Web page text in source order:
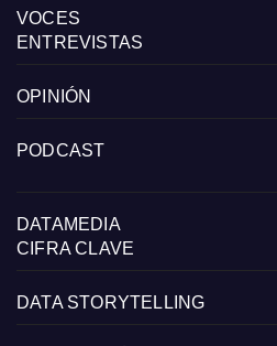
VOCES
ENTREVISTAS
OPINIÓN
PODCAST
DATAMEDIA
CIFRA CLAVE
DATA STORYTELLING